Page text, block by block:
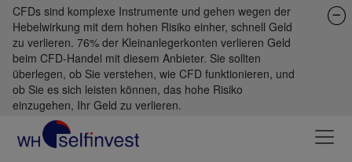
CFDs sind komplexe Instrumente und gehen wegen der
Hebelwirkung mit dem hohen Risiko einher, schnell Geld
zu verlieren. 76% der Kleinanlegerkonten verlieren Geld
beim CFD-Handel mit diesem Anbieter. Sie sollten
überlegen, ob Sie verstehen, wie CFD funktionieren, und
ob Sie es sich leisten können, das hohe Risiko
einzugehen, Ihr Geld zu verlieren.